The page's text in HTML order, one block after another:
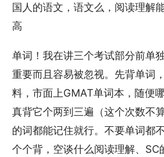
国人的语文，语文么，阅读理解
高
单词！我在讲三个考试部分前单
重要而且容易被忽视。先背单词
料，市面上GMAT单词本，随便
真背它个两到三遍（这个次数不
的词都能记住就行。不要单词都
个个背，空谈什么阅读理解、SC